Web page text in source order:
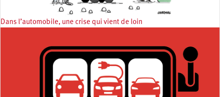
Dans l’automobile, une crise qui vient de loin